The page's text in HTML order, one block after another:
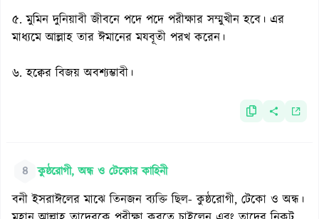
৫. মুমিন দুনিয়াবী জীবনে পদে পদে পরীক্ষার সম্মুখীন হবে। এর
মাধ্যমে আল্লাহ তার ঈমানের মযবূতী পরখ করেন।
৬. হক্বের বিজয় অবশ্যম্ভাবী।
৪ কুষ্ঠরোগী, অন্ধ ও টেকোর কাহিনী
বনী ইসরাঈলের মাঝে তিনজন ব্যক্তি ছিল- কুষ্ঠরোগী, টেকো ও অন্ধ।